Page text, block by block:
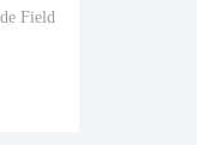
Field